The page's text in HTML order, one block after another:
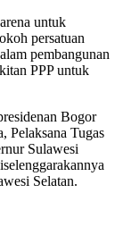
untuk
persatuan
pembangunan
PPP untuk
Bogor
Pelaksana Tugas
Sulawesi
Selatan.